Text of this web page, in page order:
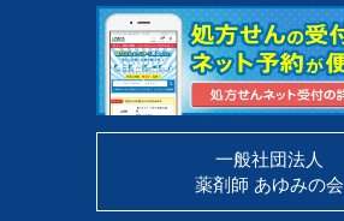
一般社団法人
薬剤師 あゆみの会